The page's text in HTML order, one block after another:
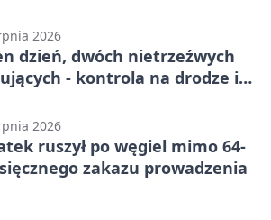
2026
dzień, dwóch nietrzeźwych
- kontrola na drodze i
2026
ruszył po węgiel mimo 64-
zakazu prowadzenia